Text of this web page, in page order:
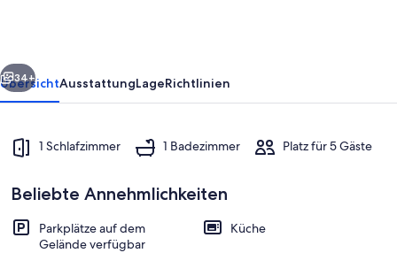
und
Klimaanlage
Weiter
34+
ÜbersichtAusstattungLageRichtlinien
1 Schlafzimmer 1 Badezimmer Platz für 5 Gäste
Beliebte Annehmlichkeiten
Parkplätze auf dem
Gelände verfügbar
Küche